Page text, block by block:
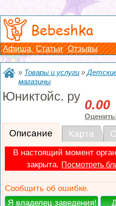
Bebeshka
Афиша Статьи Отзывы
» Товары и услуги »
магазины
Юниктойс. ру
0.00
Описание Карта
В настоящий момент
закрыта. Посмотреть
Сообщить об ошибке.